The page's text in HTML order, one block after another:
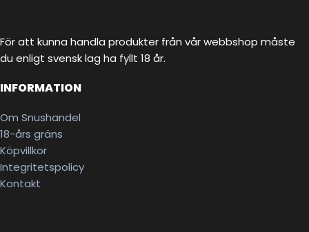
För att kunna handla produkter från vår webbshop måste
du enligt svensk lag ha fyllt 18 år.
INFORMATION
Om Snushandel
18-års gräns
Köpvillkor
Integritetspolicy
Kontakt